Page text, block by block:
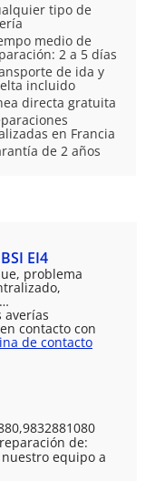
tipo de
medio de
2 a 5 días
de ida y
incluido
directa gratuita
en Francia
de 2 años
EI4
problema
averías
contacto con
de contacto
de:
nuestro equipo a